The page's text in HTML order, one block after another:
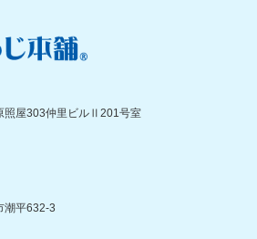
屋303仲里ビルⅡ201号室
平632-3